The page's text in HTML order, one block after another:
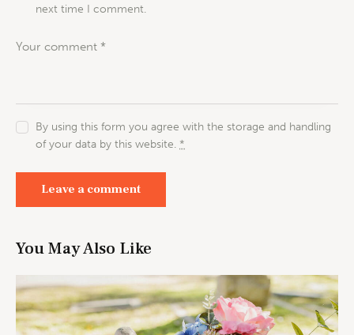
next time I comment.
By using this form you agree with the storage and handling
of your data by this website. *
You May Also Like